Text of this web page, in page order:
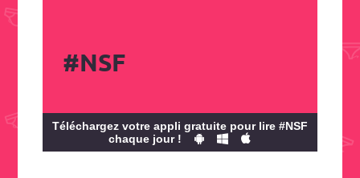
#NSF
Téléchargez votre appli gratuite pour lire #NSF
chaque jour !